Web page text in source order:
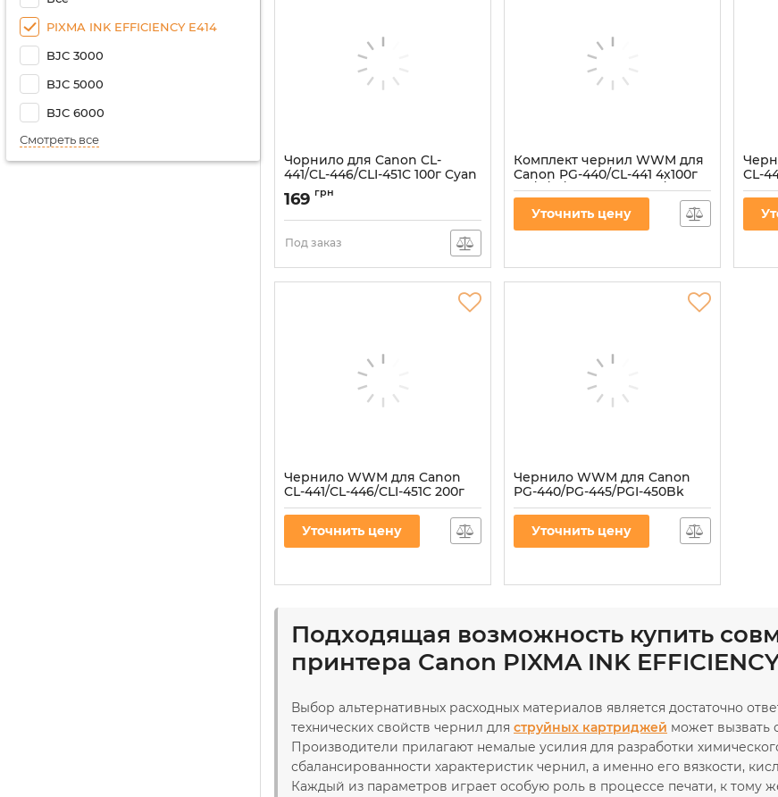
PIXMA INK EFFICIENCY E414
BJC 3000
BJC 5000
BJC 6000
Смотреть все
Чорнило для Canon CL-
441/CL-446/CLI-451C 100г Cyan
водорозчинне
Артикул:
169 грн
Под заказ
Комплект чернил WWM для
Canon PG-440/CL-441 4х100г
BP/C/M/Y Пигментное/
Водорастворимое (C45SET-4)
Артикул:C45SET-4
Уточнить цену
CL-
Чернило WWM для Canon
CL-441/CL-446/CLI-451C 200г
Cyan водорастворимые
(C45/C)
Артикул:C45/C
Уточнить цену
Чернило WWM для Canon
PG-440/PG-445/PGI-450Bk
200г Black пигментное
(C45/BP)
Артикул:C45/BP
Уточнить цену
Подходящая возможность купить
принтера Canon PIXMA INK
Выбор альтернативных расходных материалов является достаточно
технических свойств чернил для струйных картриджей может вызвать
Производители прилагают немалые усилия для разработки
сбалансированности характеристик чернил, а именно его вязкости,
Каждый из параметров играет особую роль в процессе печати, к